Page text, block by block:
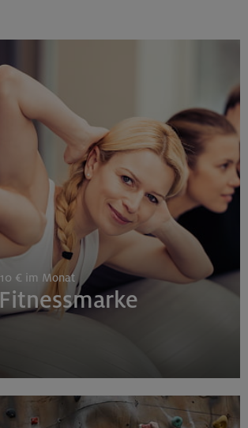
indoor
indoor (3 Termine)
indoor
€ im Monat